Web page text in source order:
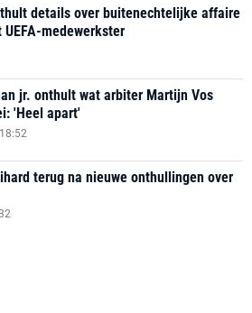
details over buitenechtelijke affaire
medewerkster
jr. onthult wat arbiter Martijn Vos
'Heel apart'
terug na nieuwe onthullingen over